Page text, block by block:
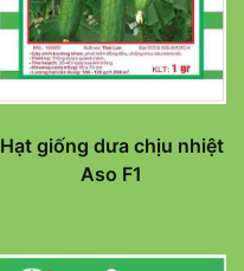
Hạt giống dưa chịu nhiệt
Aso F1